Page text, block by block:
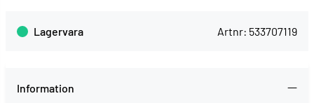
Lagervara Artnr: 533707119
Information